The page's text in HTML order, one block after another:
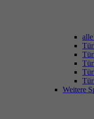
Weitere